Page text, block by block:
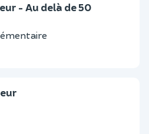
- Au delà de 50